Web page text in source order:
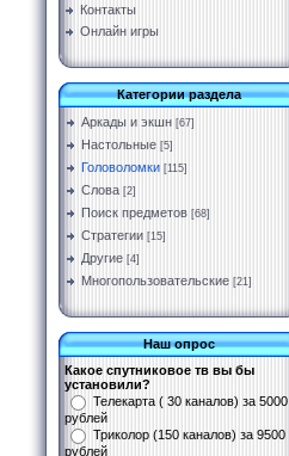
Контакты
Онлайн игры
Категории раздела
Аркады и экшн [67]
Настольные [5]
Головоломки [115]
Слова [2]
Поиск предметов [68]
Стратегии [15]
Другие [4]
Многопользовательские [21]
Наш опрос
Какое спутниковое тв вы бы
установили?
Телекарта ( 30 каналов) за 5000
рублей
Триколор (150 каналов) за 9500
рублей